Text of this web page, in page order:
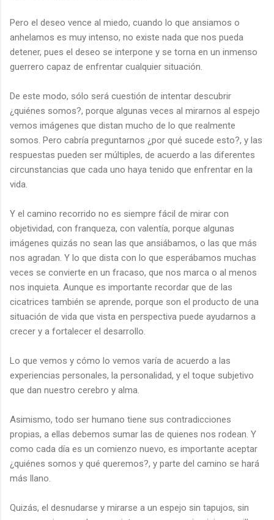
Pero el deseo vence al miedo, cuando lo que ansiamos o
anhelamos es muy intenso, no existe nada que nos pueda
detener, pues el deseo se interpone y se torna en un inmenso
guerrero capaz de enfrentar cualquier situación.
De este modo, sólo será cuestión de intentar descubrir
¿quiénes somos?, porque algunas veces al mirarnos al espejo
vemos imágenes que distan mucho de lo que realmente
somos. Pero cabría preguntarnos ¿por qué sucede esto?, y las
respuestas pueden ser múltiples, de acuerdo a las diferentes
circunstancias que cada uno haya tenido que enfrentar en la
vida.
Y el camino recorrido no es siempre fácil de mirar con
objetividad, con franqueza, con valentía, porque algunas
imágenes quizás no sean las que ansiábamos, o las que más
nos agradan. Y lo que dista con lo que esperábamos muchas
veces se convierte en un fracaso, que nos marca o al menos
nos inquieta. Aunque es importante recordar que de las
cicatrices también se aprende, porque son el producto de una
situación de vida que vista en perspectiva puede ayudarnos a
crecer y a fortalecer el desarrollo.
Lo que vemos y cómo lo vemos varía de acuerdo a las
experiencias personales, la personalidad, y el toque subjetivo
que dan nuestro cerebro y alma.
Asimismo, todo ser humano tiene sus contradicciones
propias, a ellas debemos sumar las de quienes nos rodean. Y
como cada día es un comienzo nuevo, es importante aceptar
¿quiénes somos y qué queremos?, y parte del camino se hará
más llano.
Quizás, el desnudarse y mirarse a un espejo sin tapujos, sin